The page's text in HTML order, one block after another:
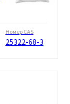
Номер CAS
25322-68-3